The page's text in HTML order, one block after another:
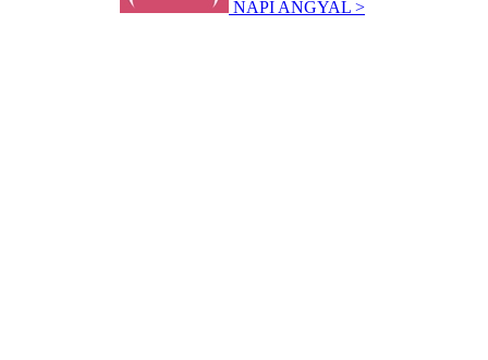
NAPI ANGYAL >